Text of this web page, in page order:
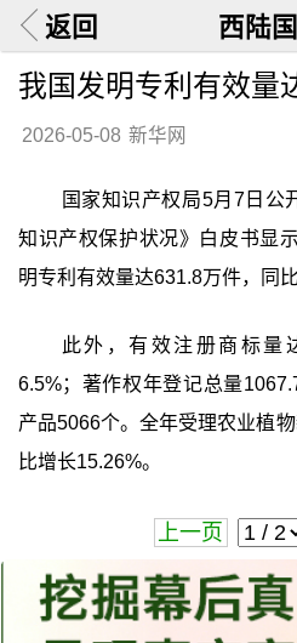
返回 西陆
我国发明专利有效量
2026-05-08 新华网
国家知识产权局5月7日公
知识产权保护状况》白皮书显
明专利有效量达631.8万件，同
此外，有效注册商标量
6.5%；著作权年登记总量
产品5066个。全年受理农业植
比增长15.26%。
上一页